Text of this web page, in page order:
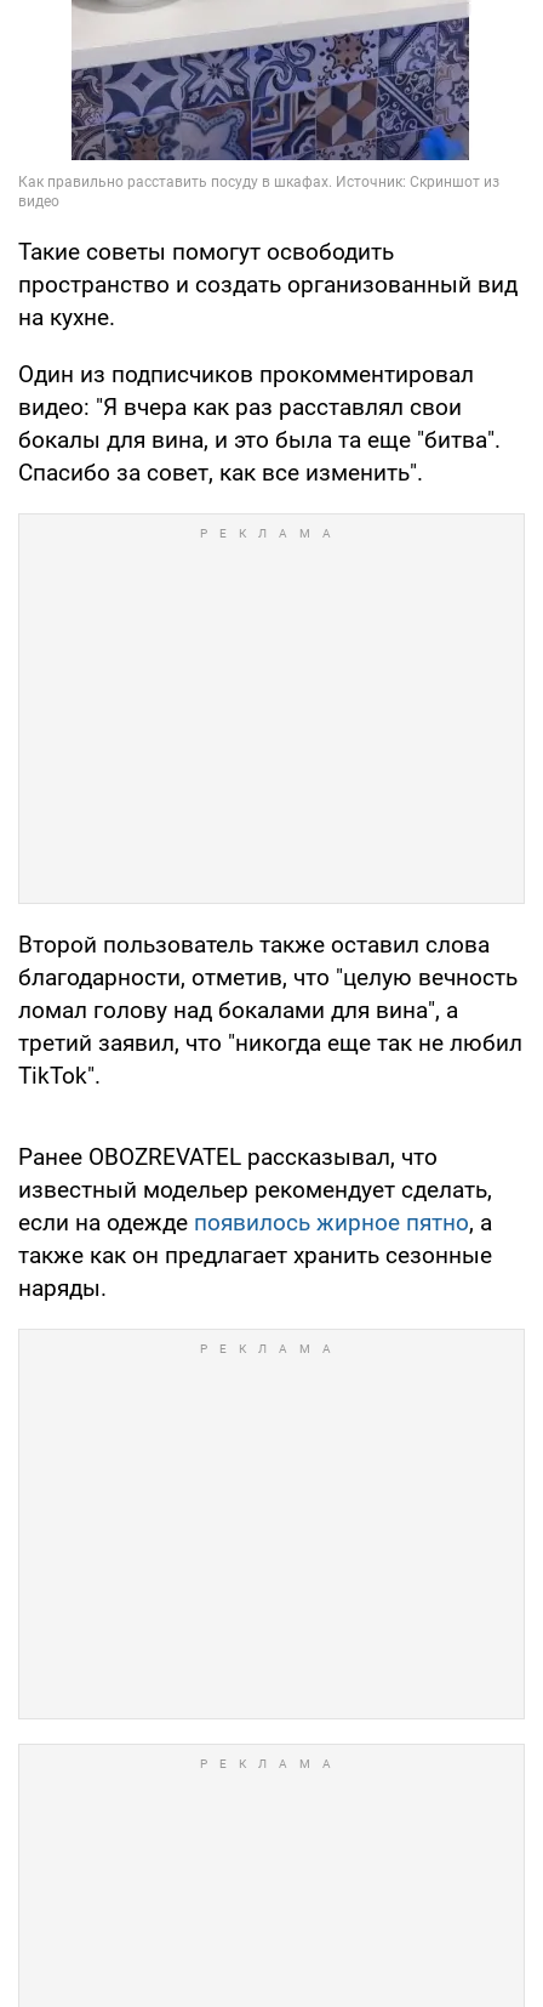
Такие советы помогут освободить
пространство и создать организованный вид
на кухне.
Один из подписчиков прокомментировал
видео: "Я вчера как раз расставлял свои
бокалы для вина, и это была та еще "битва".
Спасибо за совет, как все изменить".
Второй пользователь также оставил слова
благодарности, отметив, что "целую вечность
ломал голову над бокалами для вина", а
третий заявил, что "никогда еще так не любил
TikTok".
Ранее OBOZREVATEL рассказывал, что
известный модельер рекомендует сделать,
если на одежде появилось жирное пятно, а
также как он предлагает хранить сезонные
наряды.